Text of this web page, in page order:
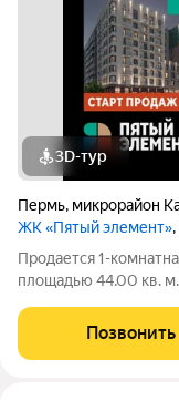
3D-тур
Пермь, микрорайон
ЖК «Пятый элемент»
Продается 1-
площадью 44.00 кв.
«Железно». Проект «Пятый
в городе, где в
Позвонить